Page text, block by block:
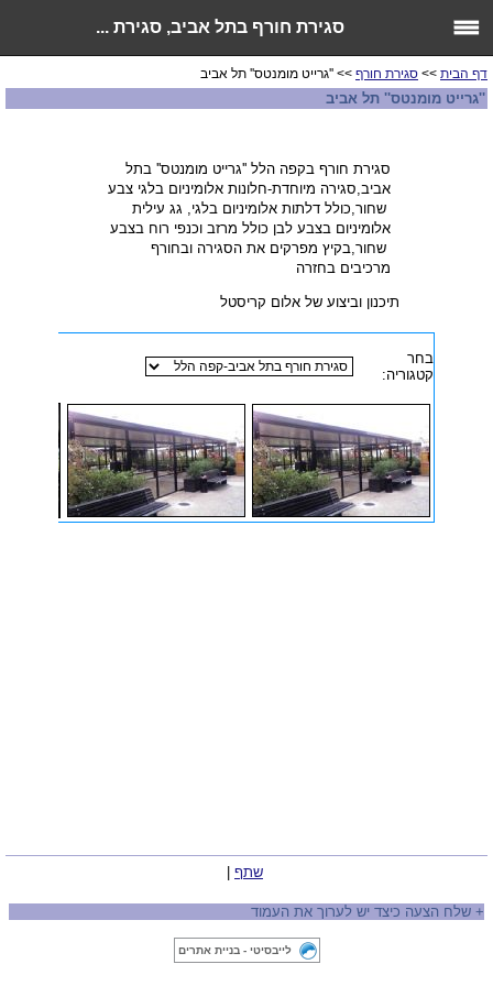
סגירת חורף בתל אביב, סגירת ...
דף הבית >> סגירת חורף >> ''גרייט מומנטס'' תל אביב
''גרייט מומנטס'' תל אביב
סגירת חורף בקפה הלל ''גרייט מומנטס'' בתל
אביב,סגירה מיוחדת-חלונות אלומיניום בלגי צבע
שחור,כולל דלתות אלומיניום בלגי, גג עילית
אלומיניום בצבע לבן כולל מרזב וכנפי רוח בצבע
שחור,בקיץ מפרקים את הסגירה ובחורף
מרכיבים בחזרה
תיכנון וביצוע של אלום קריסטל
שתף
+ שלח הצעה כיצד יש לערוך את העמוד
לייבסיטי - בניית אתרים